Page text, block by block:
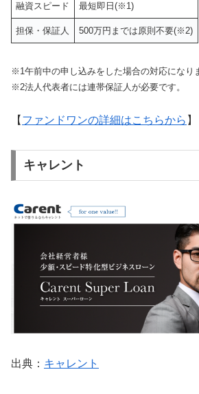
融資スピード 最短即日(※1)
担保・保証人 500万円までは原則不要(※2)
※1午前中の申し込みをした場合の対応になり
※2法人代表者には連帯保証人が必要です。
【 ファンドワンの詳細はこちらから 】
キャレント
出典： キャレント